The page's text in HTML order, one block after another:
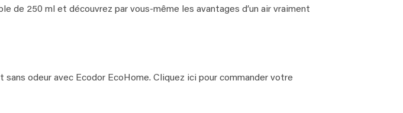
de 250 ml et découvrez par vous-même les avantages d’un air vraiment
odeur avec Ecodor EcoHome. Cliquez ici pour commander votre